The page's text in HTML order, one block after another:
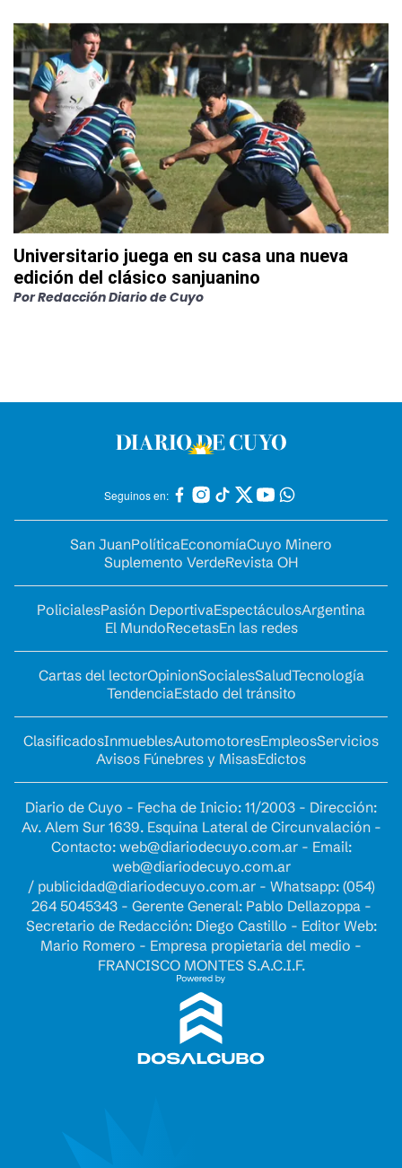
Universitario juega en su casa una nueva
edición del clásico sanjuanino
PorRedacción Diario de Cuyo
Seguinos en:
San JuanPolíticaEconomíaCuyo Minero
Suplemento VerdeRevista OH
PolicialesPasión DeportivaEspectáculosArgentina
El MundoRecetasEn las redes
Cartas del lectorOpinionSocialesSaludTecnología
TendenciaEstado del tránsito
ClasificadosInmueblesAutomotoresEmpleosServicios
Avisos Fúnebres y MisasEdictos
Diario de Cuyo - Fecha de Inicio: 11/2003 - Dirección:
Av. Alem Sur 1639. Esquina Lateral de Circunvalación -
Contacto: web@diariodecuyo.com.ar- Email:
web@diariodecuyo.com.ar
/ publicidad@diariodecuyo.com.ar- Whatsapp: (054)
264 5045343 - Gerente General: Pablo Dellazoppa -
Secretario de Redacción: Diego Castillo - Editor Web:
Mario Romero - Empresa propietaria del medio -
FRANCISCO MONTES S.A.C.I.F.